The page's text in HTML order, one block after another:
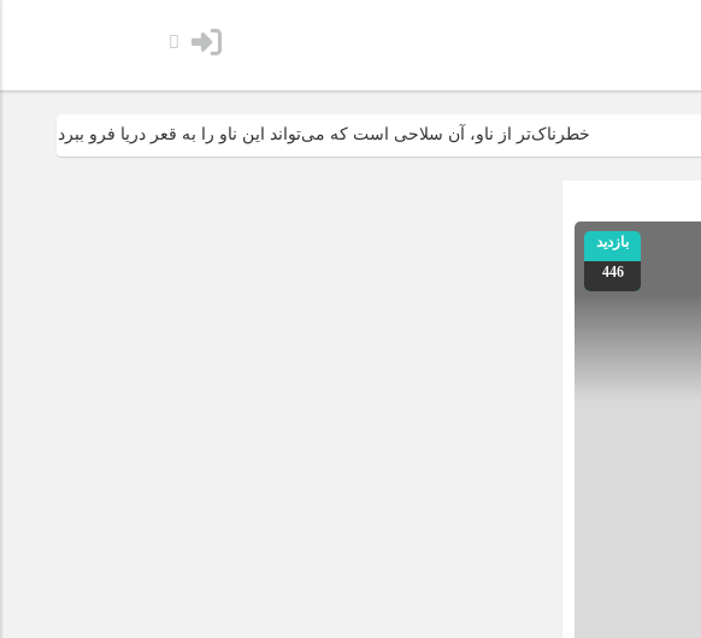
خطرناک‌تر از ناو، آن سلاحی است که می‌تواند این ناو را به قعر دریا فرو ببرد آمریکا
بازدید
446